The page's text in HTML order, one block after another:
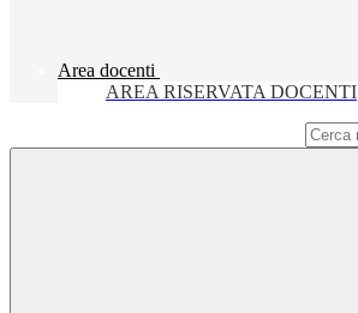
Area docenti
AREA RISERVATA DOCENTI